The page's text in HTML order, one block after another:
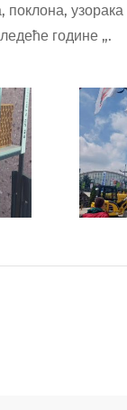
поклона,
године „.